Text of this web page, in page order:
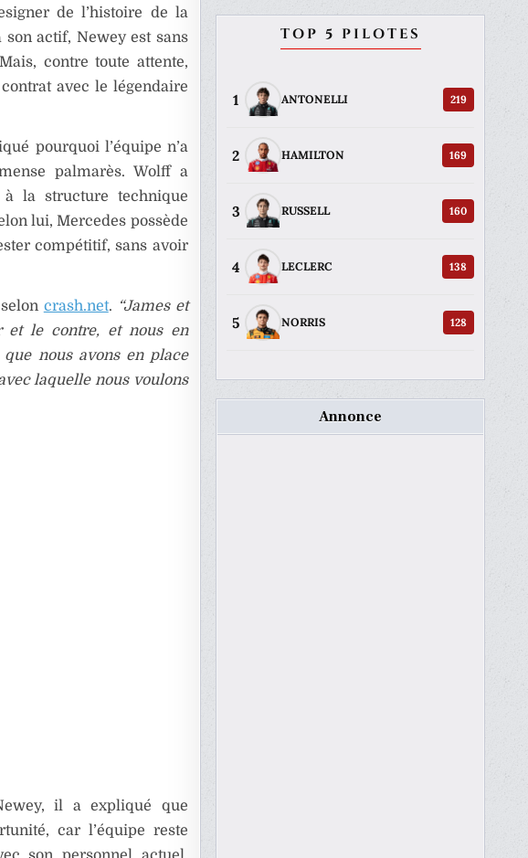
de l’histoire de la
son actif, Neweyest sans
contre toute attente,
avec le légendaire
pourquoi l’équipe n’a
palmarès. Wolff a
à la structure technique
lui, Mercedes possède
compétitif, sans avoir
crash.net. “James et
et le contre, et nous en
nous avons en place
laquelle nous voulons
il a expliqué que
car l’équipe reste
TOP 5 PILOTES
1 ANTONELLI 219
2 HAMILTON 169
3 RUSSELL 160
4 LECLERC 138
5 NORRIS 128
Annonce